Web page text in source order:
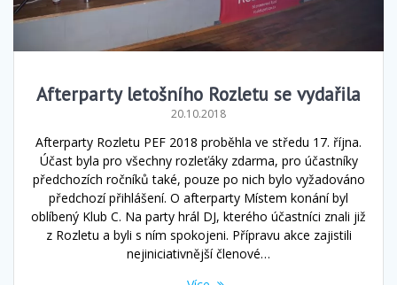
Afterparty letošního Rozletu se vydařila
20.10.2018
Afterparty Rozletu PEF 2018 proběhla ve středu 17. října.
Účast byla pro všechny rozleťáky zdarma, pro účastníky
předchozích ročníků také, pouze po nich bylo vyžadováno
předchozí přihlášení. O afterparty Místem konání byl
oblíbený Klub C. Na party hrál DJ, kterého účastníci znali již
z Rozletu a byli s ním spokojeni. Přípravu akce zajistili
nejiniciativnější členové…